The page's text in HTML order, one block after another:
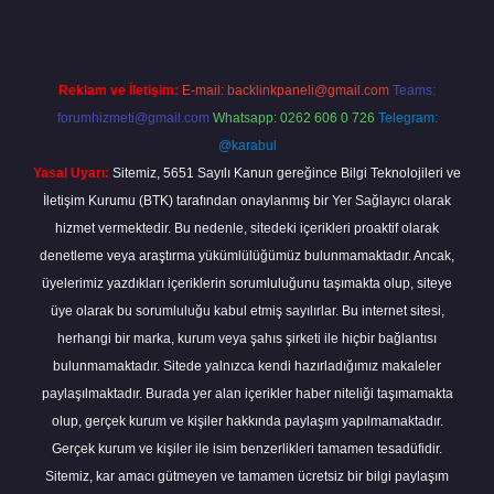
Reklam ve İletişim: E-mail: backlinkpaneli@gmail.com Teams:
forumhizmeti@gmail.com Whatsapp: 0262 606 0 726 Telegram:
@karabul
Yasal Uyarı: Sitemiz, 5651 Sayılı Kanun gereğince Bilgi Teknolojileri ve
İletişim Kurumu (BTK) tarafından onaylanmış bir Yer Sağlayıcı olarak
hizmet vermektedir. Bu nedenle, sitedeki içerikleri proaktif olarak
denetleme veya araştırma yükümlülüğümüz bulunmamaktadır. Ancak,
üyelerimiz yazdıkları içeriklerin sorumluluğunu taşımakta olup, siteye
üye olarak bu sorumluluğu kabul etmiş sayılırlar. Bu internet sitesi,
herhangi bir marka, kurum veya şahıs şirketi ile hiçbir bağlantısı
bulunmamaktadır. Sitede yalnızca kendi hazırladığımız makaleler
paylaşılmaktadır. Burada yer alan içerikler haber niteliği taşımamakta
olup, gerçek kurum ve kişiler hakkında paylaşım yapılmamaktadır.
Gerçek kurum ve kişiler ile isim benzerlikleri tamamen tesadüfidir.
Sitemiz, kar amacı gütmeyen ve tamamen ücretsiz bir bilgi paylaşım